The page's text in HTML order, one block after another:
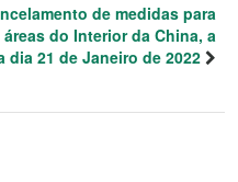
de medidas para
do Interior da China, a
dia 21 de Janeiro de 2022